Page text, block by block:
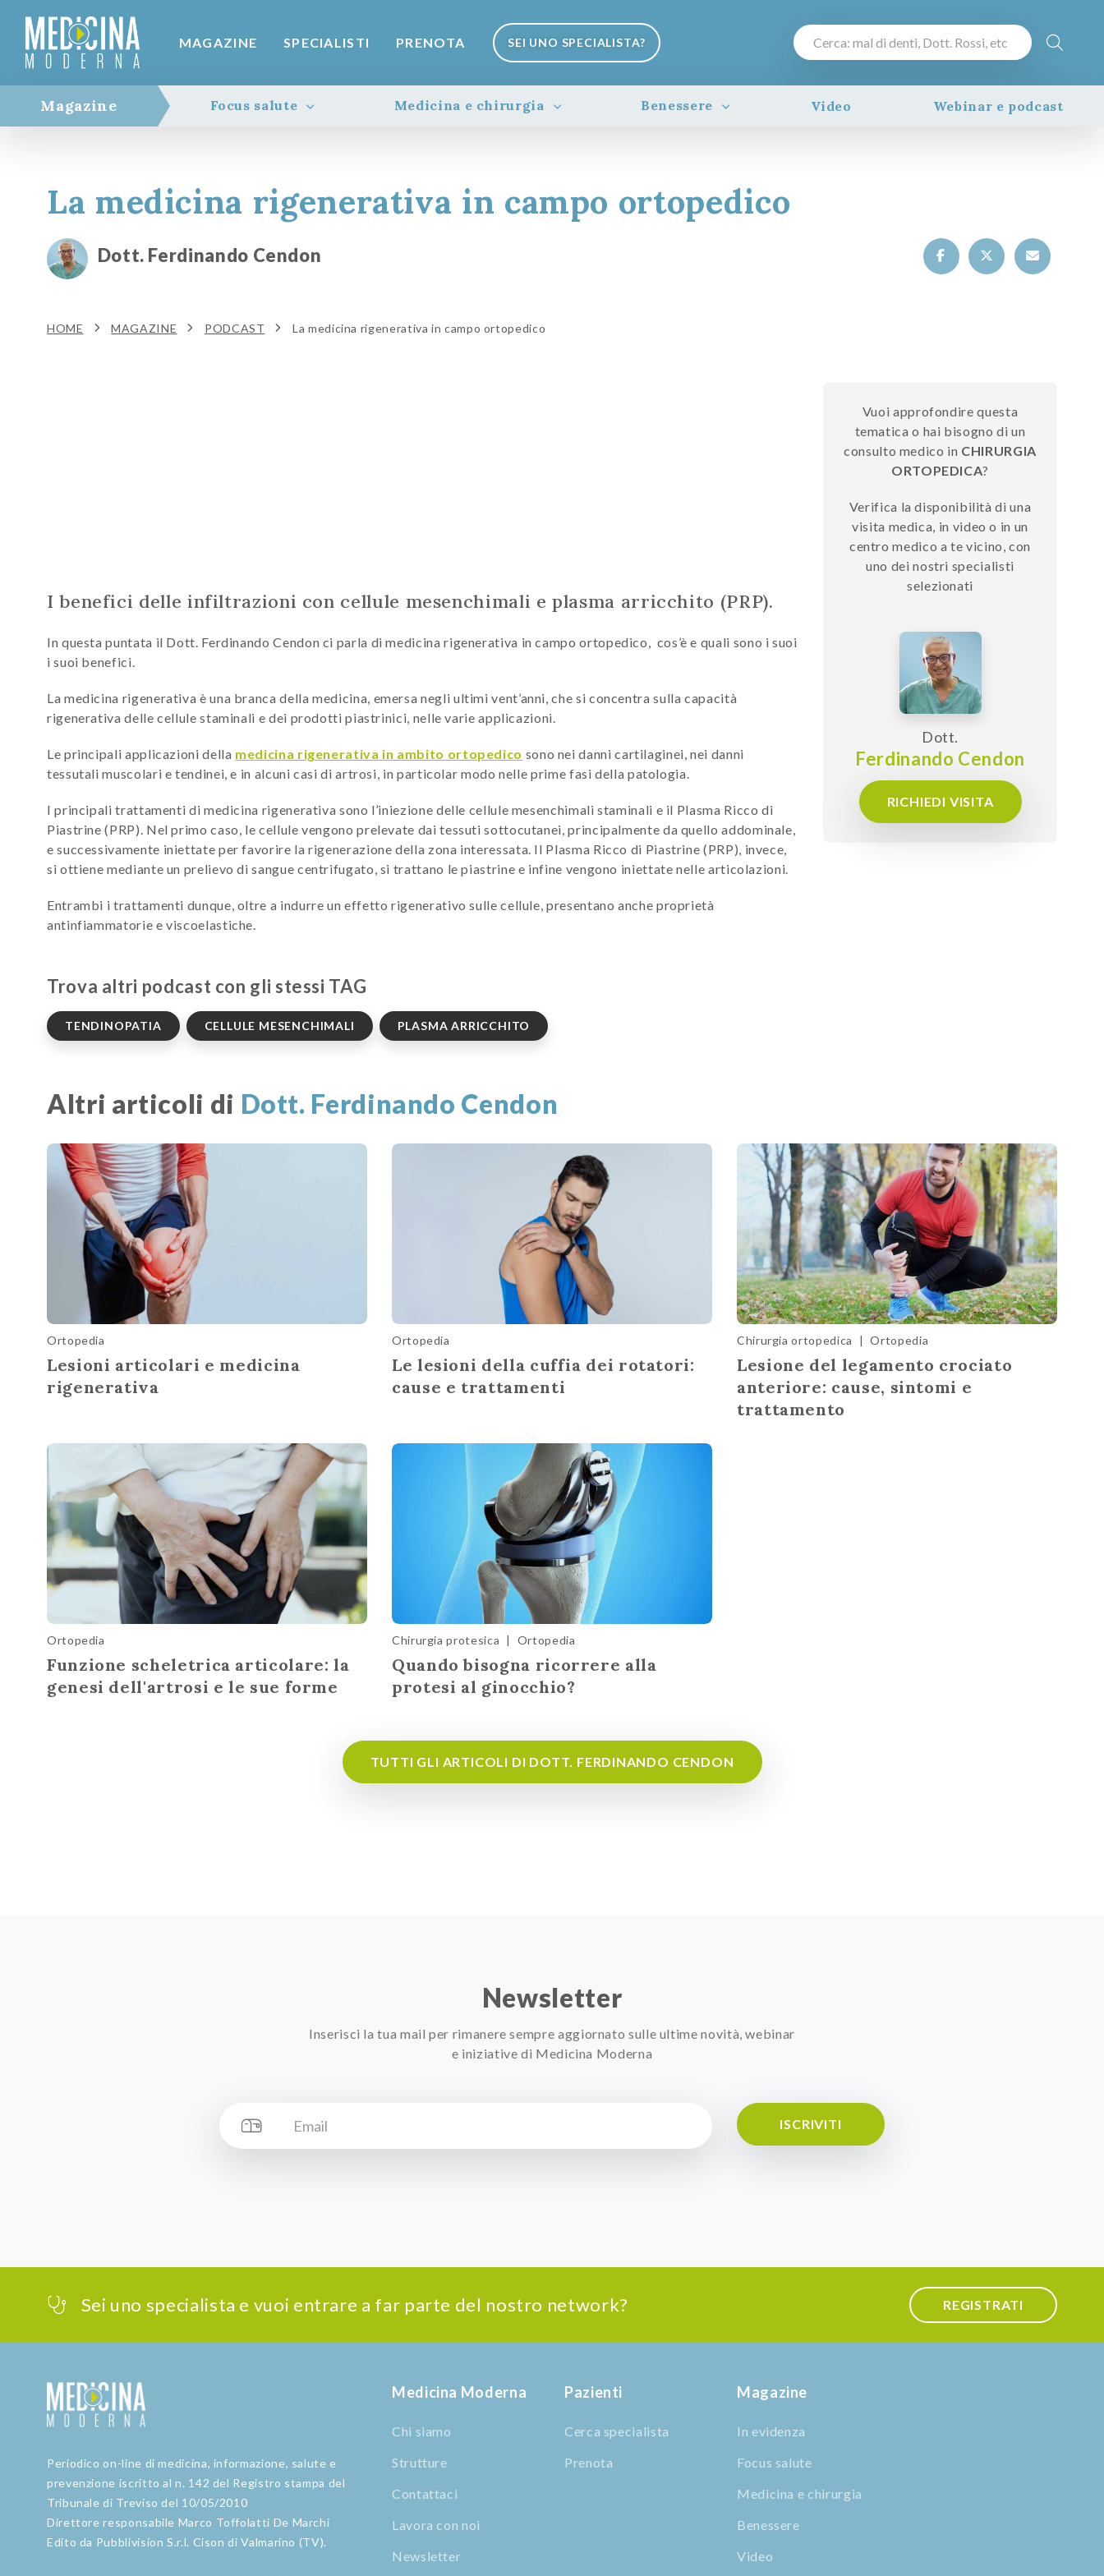
MAGAZINE SPECIALISTI PRENOTA SEI UNO SPECIALISTA?
Magazine Focus salute Medicina e chirurgia Benessere Video Webinar e podcast
La medicina rigenerativa in campo ortopedico
Dott. Ferdinando Cendon
HOME MAGAZINE PODCAST La medicina rigenerativa in campo ortopedico
I benefici delle infiltrazioni con cellule mesenchimali e plasma arricchito (PRP).
In questa puntata il Dott. Ferdinando Cendon ci parla di medicina rigenerativa in campo ortopedico, cos’è e quali sono i suoi
i suoi benefici.
La medicina rigenerativa è una branca della medicina, emersa negli ultimi vent’anni, che si concentra sulla capacità
rigenerativa delle cellule staminali e dei prodotti piastrinici, nelle varie applicazioni.
Le principali applicazioni della medicina rigenerativa in ambito ortopedico sono nei danni cartilaginei, nei danni
tessutali muscolari e tendinei, e in alcuni casi di artrosi, in particolar modo nelle prime fasi della patologia.
I principali trattamenti di medicina rigenerativa sono l’iniezione delle cellule mesenchimali staminali e il Plasma Ricco di
Piastrine (PRP). Nel primo caso, le cellule vengono prelevate dai tessuti sottocutanei, principalmente da quello addominale,
e successivamente iniettate per favorire la rigenerazione della zona interessata. Il Plasma Ricco di Piastrine (PRP), invece,
si ottiene mediante un prelievo di sangue centrifugato, si trattano le piastrine e infine vengono iniettate nelle articolazioni.
Entrambi i trattamenti dunque, oltre a indurre un effetto rigenerativo sulle cellule, presentano anche proprietà
antinfiammatorie e viscoelastiche.
Vuoi approfondire questa
tematica o hai bisogno di un
consulto medico in CHIRURGIA
ORTOPEDICA?
Verifica la disponibilità di una
visita medica, in video o in un
centro medico a te vicino, con
uno dei nostri specialisti
selezionati
Dott.
Ferdinando Cendon
RICHIEDI VISITA
Trova altri podcast con gli stessi TAG
TENDINOPATIA CELLULE MESENCHIMALI PLASMA ARRICCHITO
Altri articoli di Dott. Ferdinando Cendon
Ortopedia
Lesioni articolari e medicina
rigenerativa
Ortopedia
Le lesioni della cuffia dei rotatori:
cause e trattamenti
Chirurgia ortopedica | Ortopedia
Lesione del legamento crociato
anteriore: cause, sintomi e
trattamento
Ortopedia
Funzione scheletrica articolare: la
genesi dell'artrosi e le sue forme
Chirurgia protesica | Ortopedia
Quando bisogna ricorrere alla
protesi al ginocchio?
TUTTI GLI ARTICOLI DI DOTT. FERDINANDO CENDON
Newsletter
Inserisci la tua mail per rimanere sempre aggiornato sulle ultime novità, webinar
e iniziative di Medicina Moderna
ISCRIVITI
Sei uno specialista e vuoi entrare a far parte del nostro network? REGISTRATI
Periodico on-line di medicina, informazione, salute e
prevenzione iscritto al n. 142 del Registro stampa del
Tribunale di Treviso del 10/05/2010
Direttore responsabile Marco Toffolatti De Marchi
Edito da Pubblivision S.r.l. Cison di Valmarino (TV).
Medicina Moderna
Chi siamo
Strutture
Contattaci
Lavora con noi
Newsletter
Pazienti
Cerca specialista
Prenota
Magazine
In evidenza
Focus salute
Medicina e chirurgia
Benessere
Video